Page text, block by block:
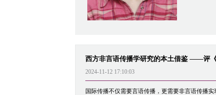
西方非言语传播学研究的本土借鉴 ——评《
2024-11-12 17:10:03
国际传播不仅需要言语传播，更需要非言语传播